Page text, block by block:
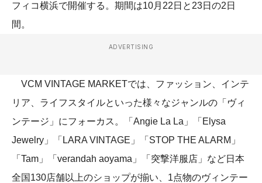
フィコ横浜で開催する。期間は10月22日と23日の2日
間。
ADVERTISING
VCM VINTAGE MARKETでは、ファッション、インテ
リア、ライフスタイルといった様々なジャンルの「ヴィ
ンテージ」にフォーカス。「Angie La La」「Elysa
Jewelry」「LARA VINTAGE」「STOP THE ALARM」
「Tam」「verandah aoyama」「突撃洋服店」など日本
全国130店舗以上のショップが揃い、1点物のヴィンテー